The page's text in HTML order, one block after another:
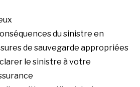
du sinistre en
de sauvegarde appropriées
le sinistre à votre